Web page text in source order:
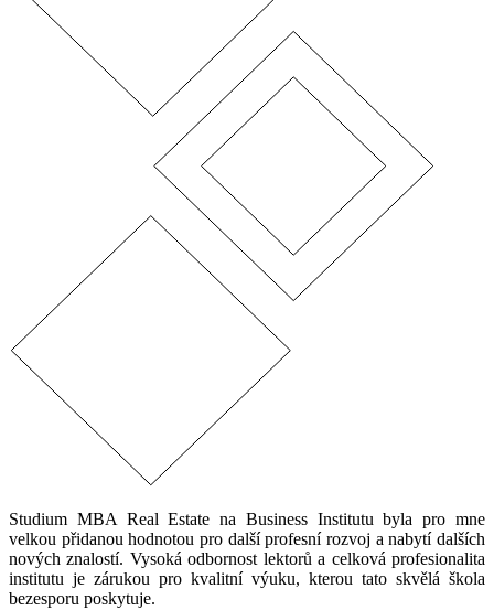
Studium MBA Real Estate na Business Institutu byla pro mne
velkou přidanou hodnotou pro další profesní rozvoj a nabytí dalších
nových znalostí. Vysoká odbornost lektorů a celková profesionalita
institutu je zárukou pro kvalitní výuku, kterou tato skvělá škola
bezesporu poskytuje.